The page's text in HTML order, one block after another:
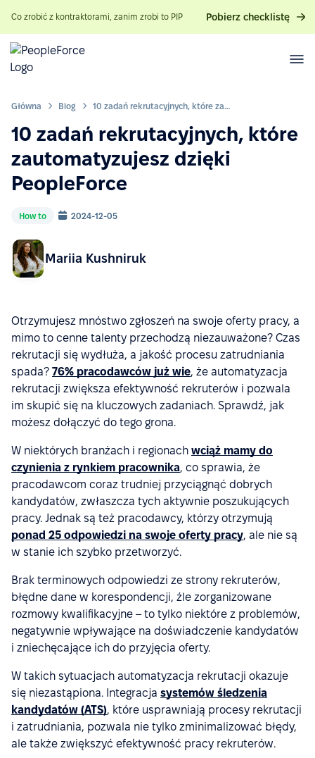
Co zrobić z kontraktorami, zanim zrobi to PIP Pobierz checklistę
Główna Blog 10 zadań rekrutacyjnych, które zautomatyzujesz dzięki PeopleForce
10 zadań rekrutacyjnych, które
zautomatyzujesz dzięki
PeopleForce
How to 2024-12-05
Mariia Kushniruk
Otrzymujesz mnóstwo zgłoszeń na swoje oferty pracy, a
mimo to cenne talenty przechodzą niezauważone? Czas
rekrutacji się wydłuża, a jakość procesu zatrudniania
spada? 76% pracodawców już wie, że automatyzacja
rekrutacji zwiększa efektywność rekruterów i pozwala
im skupić się na kluczowych zadaniach. Sprawdź, jak
możesz dołączyć do tego grona.
W niektórych branżach i regionach wciąż mamy do
czynienia z rynkiem pracownika, co sprawia, że
pracodawcom coraz trudniej przyciągnąć dobrych
kandydatów, zwłaszcza tych aktywnie poszukujących
pracy. Jednak są też pracodawcy, którzy otrzymują
ponad 25 odpowiedzi na swoje oferty pracy, ale nie są
w stanie ich szybko przetworzyć.
Brak terminowych odpowiedzi ze strony rekruterów,
błędne dane w korespondencji, źle zorganizowane
rozmowy kwalifikacyjne – to tylko niektóre z problemów,
negatywnie wpływające na doświadczenie kandydatów
i zniechęcające ich do przyjęcia oferty.
W takich sytuacjach automatyzacja rekrutacji okazuje
się niezastąpiona. Integracja systemów śledzenia
kandydatów (ATS), które usprawniają procesy rekrutacji
i zatrudniania, pozwala nie tylko zminimalizować błędy,
ale także zwiększyć efektywność pracy rekruterów.